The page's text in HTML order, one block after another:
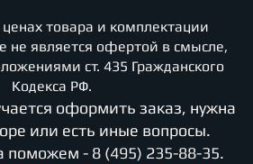
товара и комплектации
не является офертой в смысле,
ст. 435 Гражданского
Кодекса РФ.
оформить заказ, нужна
или есть иные вопросы.
поможем - 8 (495) 235-88-35.